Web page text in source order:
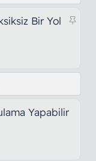
S
t
Bir Yol
Yapabilir